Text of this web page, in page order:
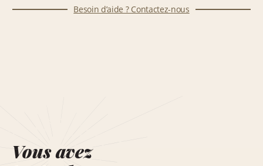
Besoin d’aide ? Contactez-nous
Vous avez